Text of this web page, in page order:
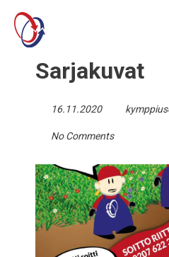
Rahtikirja
Avaa
Kirjaudu
Sarjakuvat
16.11.2020
No Comments